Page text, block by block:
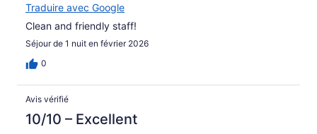
Traduire avec Google
Clean and friendly staff!
Séjour de 1 nuit en février 2026
0
Avis vérifié
10/10 – Excellent